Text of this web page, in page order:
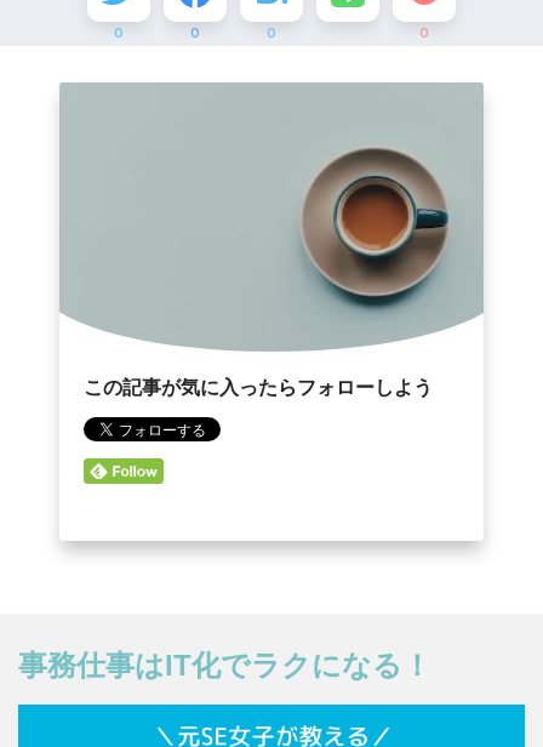
0 0 0 0
この記事が気に入ったらフォローしよう
事務仕事はIT化でラクになる！